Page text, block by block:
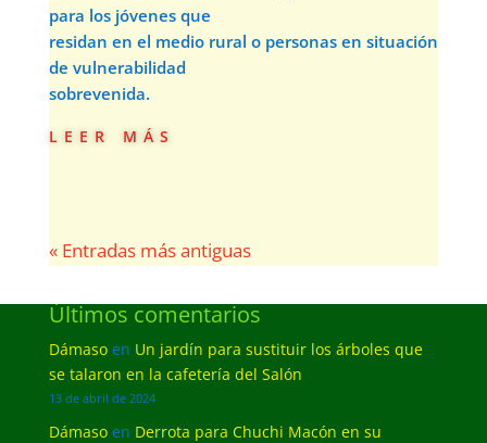
para los jóvenes que
residan en el medio rural o personas en situación
de vulnerabilidad
sobrevenida.
leer más
« Entradas más antiguas
Últimos comentarios
Dámasoen Un jardín para sustituir los árboles que
se talaron en la cafetería del Salón
13 de abril de 2024
Dámasoen Derrota para Chuchi Macón en su